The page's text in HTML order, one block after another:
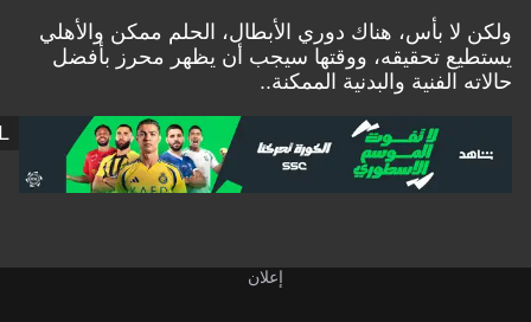
ولكن لا بأس، هناك دوري الأبطال، الحلم ممكن والأهلي
يستطيع تحقيقه، ووقتها سيجب أن يظهر محرز بأفضل
حالاته الفنية والبدنية الممكنة..